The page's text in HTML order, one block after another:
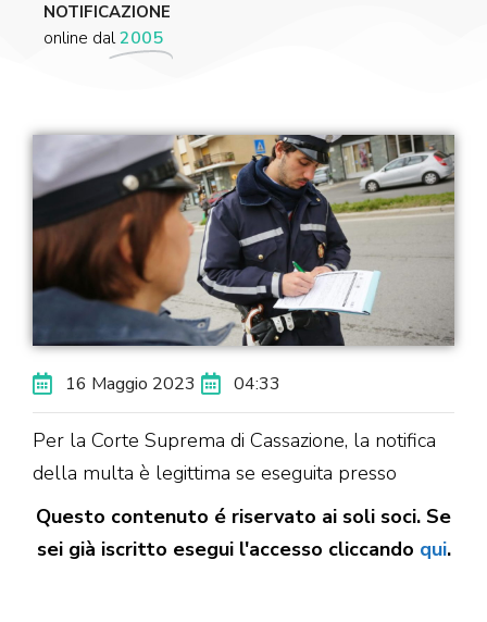
NOTIFICAZIONE
online dal2005
16 Maggio 2023 04:33
Per la Corte Suprema di Cassazione, la notifica
della multa è legittima se eseguita presso
Questo contenuto é riservato ai soli soci. Se
sei già iscritto esegui l'accesso cliccando qui.